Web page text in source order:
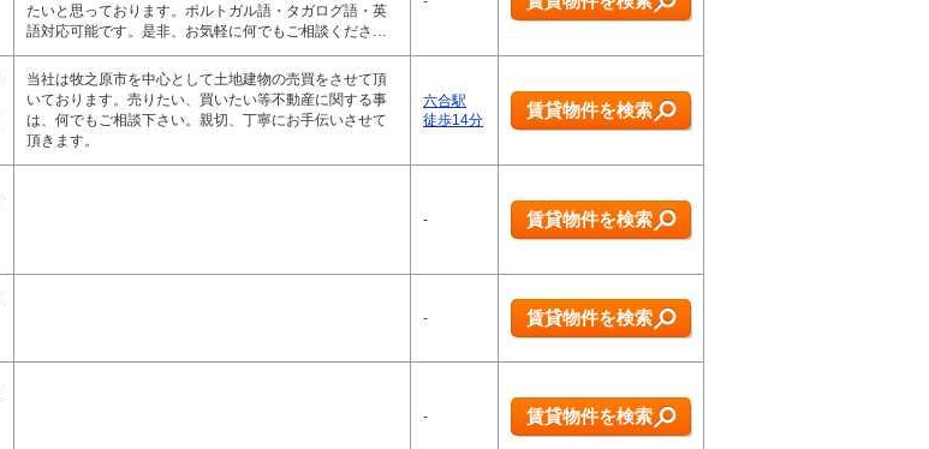
たいと思っております。ポルトガル語・タガログ語・英
語対応可能です。是非、お気軽に何でもご相談くださ…
当社は牧之原市を中心として土地建物の売買をさせて頂
いております。売りたい、買いたい等不動産に関する事
は、何でもご相談下さい。親切、丁寧にお手伝いさせて
頂きます。
六合駅
徒歩14分
賃貸物件を検索
- 賃貸物件を検索
- 賃貸物件を検索
- 賃貸物件を検索